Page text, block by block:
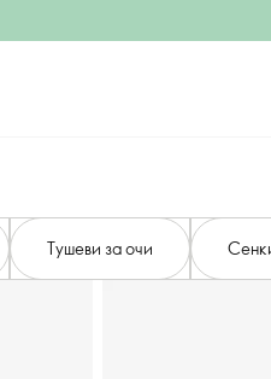
Тушеви за очи